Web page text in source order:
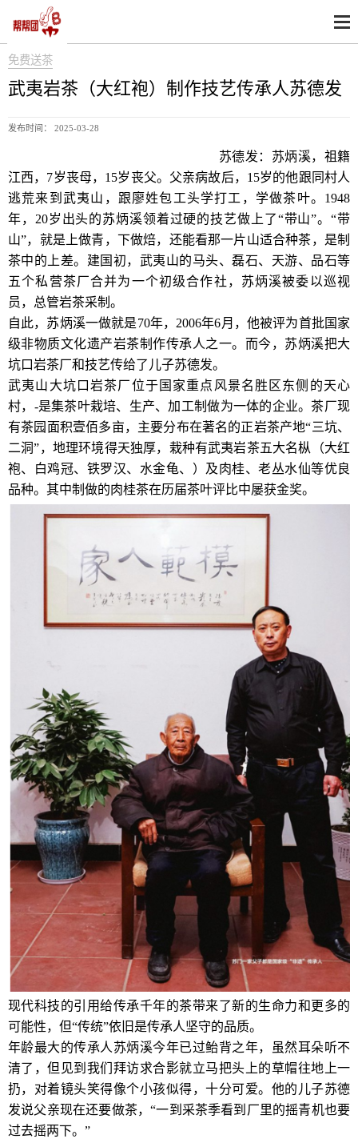
免费送茶
武夷岩茶（大红袍）制作技艺传承人苏德发
发布时间： 2025-03-28
苏德发：苏炳溪，祖籍
江西，7岁丧母，15岁丧父。父亲病故后，15岁的他跟同村人
逃荒来到武夷山，跟廖姓包工头学打工，学做茶叶。1948
年，20岁出头的苏炳溪领着过硬的技艺做上了“带山”。“带
山”，就是上做青，下做焙，还能看那一片山适合种茶，是制
茶中的上差。建国初，武夷山的马头、磊石、天游、品石等
五个私营茶厂合并为一个初级合作社，苏炳溪被委以巡视
员，总管岩茶采制。
自此，苏炳溪一做就是70年，2006年6月，他被评为首批国家
级非物质文化遗产岩茶制作传承人之一。而今，苏炳溪把大
坑口岩茶厂和技艺传给了儿子苏德发。
武夷山大坑口岩茶厂位于国家重点风景名胜区东侧的天心
村，-是集茶叶栽培、生产、加工制做为一体的企业。茶厂现
有茶园面积壹佰多亩，主要分布在著名的正岩茶产地“三坑、
二洞”，地理环境得天独厚，栽种有武夷岩茶五大名枞（大红
袍、白鸡冠、铁罗汉、水金龟、）及肉桂、老丛水仙等优良
品种。其中制做的肉桂茶在历届茶叶评比中屡获金奖。
现代科技的引用给传承千年的茶带来了新的生命力和更多的
可能性，但“传统”依旧是传承人坚守的品质。
年龄最大的传承人苏炳溪今年已过鲐背之年，虽然耳朵听不
清了，但见到我们拜访求合影就立马把头上的草帽往地上一
扔，对着镜头笑得像个小孩似得，十分可爱。他的儿子苏德
发说父亲现在还要做茶，“一到采茶季看到厂里的摇青机也要
过去摇两下。”